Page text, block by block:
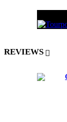
REVIEWS